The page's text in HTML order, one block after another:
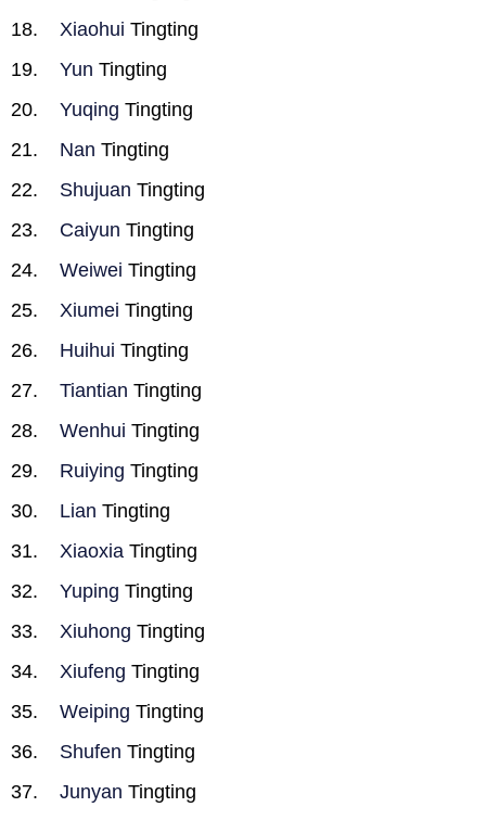
Xiaohui Tingting
Yun Tingting
Yuqing Tingting
Nan Tingting
Shujuan Tingting
Caiyun Tingting
Weiwei Tingting
Xiumei Tingting
Huihui Tingting
Tiantian Tingting
Wenhui Tingting
Ruiying Tingting
Lian Tingting
Xiaoxia Tingting
Yuping Tingting
Xiuhong Tingting
Xiufeng Tingting
Weiping Tingting
Shufen Tingting
Junyan Tingting